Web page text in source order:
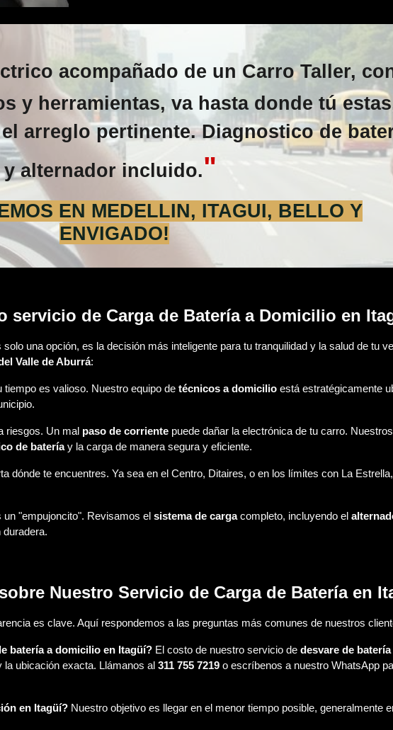
acompañado de un Carro Taller,
y herramientas, va hasta donde tú
arreglo pertinente. Diagnostico de
y alternador incluido."
EN MEDELLIN, ITAGUI, BELLO Y
ENVIGADO!
servicio de Carga de Batería a Domicilio en
una opción, es la decisión más inteligente para tu tranquilidad y la salud de tu
Valle de Aburrá:
tiempo es valioso. Nuestro equipo de técnicos a domicilioestá estratégicamente
riesgos. Un mal paso de corrientepuede dañar la electrónica de tu carro.
de bateríay la carga de manera segura y eficiente.
dónde te encuentres. Ya sea en el Centro, Ditaires, o en los límites con La
un "empujoncito". Revisamos el sistema de cargacompleto, incluyendo el
Nuestro Servicio de Carga de Batería en
es clave. Aquí respondemos a las preguntas más comunes de nuestros
batería a domicilio en Itagüí?El costo de nuestro servicio de desvare de batería
ubicación exacta. Llámanos al 311 755 7219o escríbenos a nuestro WhatsApp
en Itagüí?Nuestro objetivo es llegar en el menor tiempo posible, generalmente